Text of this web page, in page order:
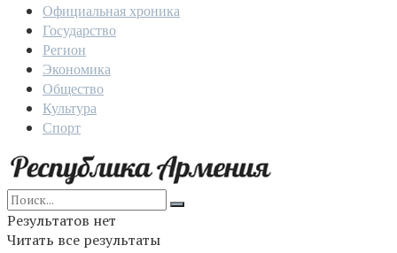
Официальная хроника
Государство
Регион
Экономика
Общество
Культура
Спорт
Результатов нет
Читать все результаты